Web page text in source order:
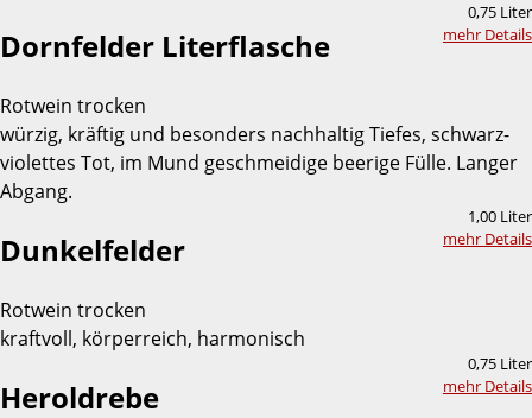
0,75 Liter
mehr Details
Dornfelder Literflasche
Rotwein trocken
würzig, kräftig und besonders nachhaltig Tiefes, schwarz-
violettes Tot, im Mund geschmeidige beerige Fülle. Langer
Abgang.
1,00 Liter
mehr Details
Dunkelfelder
Rotwein trocken
kraftvoll, körperreich, harmonisch
0,75 Liter
mehr Details
Heroldrebe